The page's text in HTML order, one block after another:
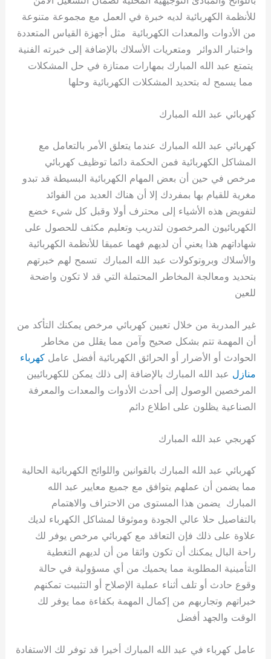
للأنظمة الكهربائية لديه خبرة في العمل مع مجموعة متنوعة
من الأدوات والمعدات الكهربائية مثل أجهزة القياس المتعددة
واختبار الدوائر ومتعريات الأسلاك بالإضافة إلى خبرته الفنية
يتمتع عبد الله المبارك بمهارات ممتازة في حل المشكلات
مما يسمح له بتحديد المشكلات الكهربائية وحلها
كهربائي عبد الله المبارك
كهربائي عبد الله المبارك عندما يتعلق الأمر بالتعامل مع
المشاكل الكهربائية فمن الحكمة دائما توظيف كهربائي
مرخص في حين أن بعض المهام الكهربائية البسيطة قد تبدو
مغرية للقيام بها بمفردك إلا أن هناك العديد من الفوائد
لتفويض هذه الأشياء إلى محترف أولا وقبل كل شيء خضع
الكهربائيون المرخصون لتدريب وتعليم مكثف للحصول على
شهاداتهم هذا يعني أن لديهم فهما عميقا للأنظمة الكهربائية
والأسلاك وبروتوكولات عبد الله المبارك تسمح لهم خبرتهم
بتحديد ومعالجة المخاطر المحتملة التي قد لا تكون واضحة
للعين
غير المدربة من خلال تعيين كهربائي مرخص يمكنك التأكد من
أن المهمة تتم بشكل صحيح وآمن مما يقلل من مخاطر
الحوادث أو الأضرار أو الحرائق الكهربائية أفضل عاملكهرباء
منازل عبد الله المبارك بالإضافة إلى ذلك يمكن للكهربائيين
المرخصين الوصول إلى أحدث الأدوات والمعدات والمعرفة
الصناعية يظلون على اطلاع دائم
كهربجي عبد الله المبارك
كهربائي عبد الله المبارك بالقوانين واللوائح الكهربائية الحالية
مما يضمن أن عملهم يتوافق مع جميع معايير عبد الله
المبارك يضمن هذا المستوى من الاحتراف والاهتمام
بالتفاصيل حلا عالي الجودة وموثوقا لمشاكل الكهرباء لديك
علاوة على ذلك فإن التعاقد مع كهربائي مرخص يوفر لك
راحة البال يمكنك أن تكون واثقا من أن لديهم التغطية
التأمينية المطلوبة مما يحميك من أي مسؤولية في حالة
وقوع حادث أو تلف أثناء عملية الإصلاح أو التثبيت تمكنهم
خبراتهم وتجاربهم من إكمال المهمة بكفاءة مما يوفر لك
الوقت والجهد أفضل
عامل كهرباء في عبد الله المبارك أخيرا قد توفر لك الاستفادة